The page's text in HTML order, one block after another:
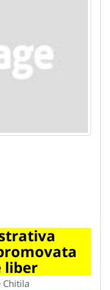
liber
Chitila